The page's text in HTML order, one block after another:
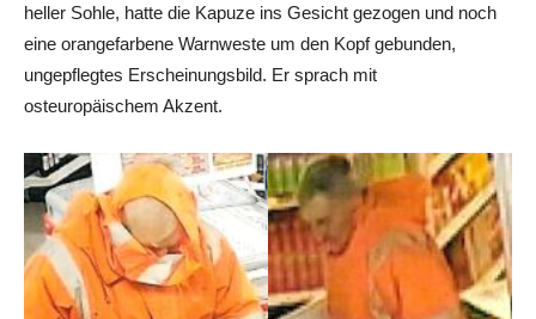
heller Sohle, hatte die Kapuze ins Gesicht gezogen und noch
eine orangefarbene Warnweste um den Kopf gebunden,
ungepflegtes Erscheinungsbild. Er sprach mit
osteuropäischem Akzent.